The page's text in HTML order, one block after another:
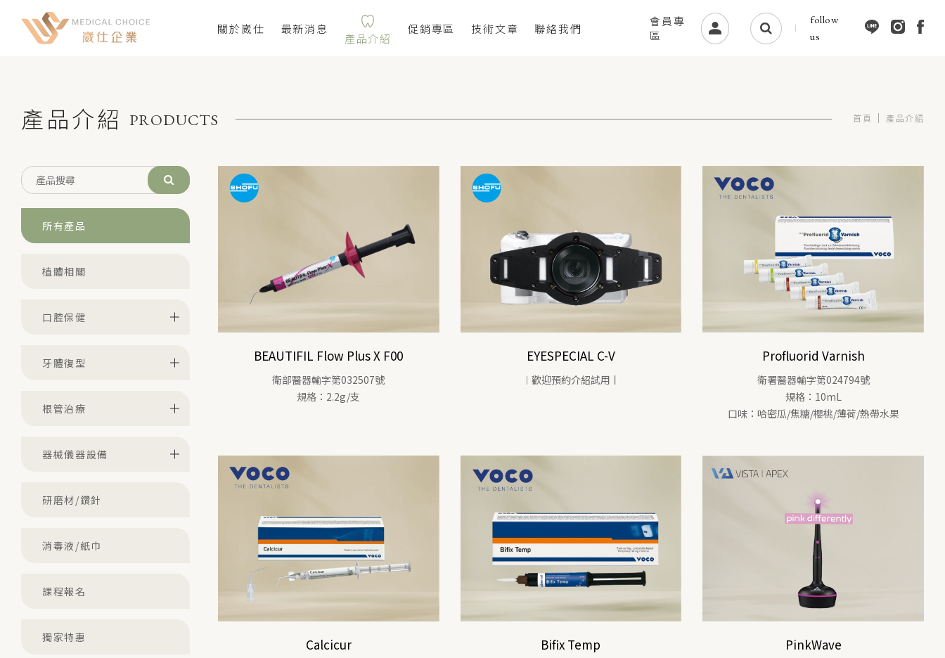
關於崴仕 最新消息
產品介紹
促銷專區 技術文章 聯絡我們
會員專
區
follow
us
產品介紹 PRODUCTS 首頁 產品介紹
所有產品
植體相關
口腔保健
牙體復型
根管治療
器械儀器設備
研磨材/鑽針
消毒液/紙巾
課程報名
獨家特惠
BEAUTIFIL Flow Plus X F00
衛部醫器輸字第032507號
規格：2.2g/支
EYESPECIAL C-V
︱歡迎預約介紹試用丨
Profluorid Varnish
衛署醫器輸字第024794號
規格：10mL
口味：哈密瓜/焦糖/櫻桃/薄荷/熱帶水果
Calcicur Bifix Temp PinkWave